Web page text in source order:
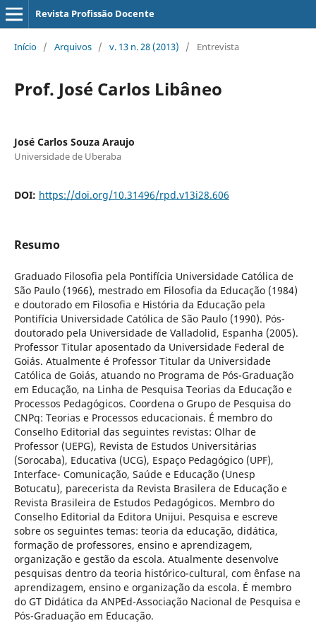
Revista Profissão Docente
Início / Arquivos / v. 13 n. 28 (2013) / Entrevista
Prof. José Carlos Libâneo
José Carlos Souza Araujo
Universidade de Uberaba
DOI: https://doi.org/10.31496/rpd.v13i28.606
Resumo
Graduado Filosofia pela Pontifícia Universidade Católica de
São Paulo (1966), mestrado em Filosofia da Educação (1984)
e doutorado em Filosofia e História da Educação pela
Pontifícia Universidade Católica de São Paulo (1990). Pós-
doutorado pela Universidade de Valladolid, Espanha (2005).
Professor Titular aposentado da Universidade Federal de
Goiás. Atualmente é Professor Titular da Universidade
Católica de Goiás, atuando no Programa de Pós-Graduação
em Educação, na Linha de Pesquisa Teorias da Educação e
Processos Pedagógicos. Coordena o Grupo de Pesquisa do
CNPq: Teorias e Processos educacionais. É membro do
Conselho Editorial das seguintes revistas: Olhar de
Professor (UEPG), Revista de Estudos Universitárias
(Sorocaba), Educativa (UCG), Espaço Pedagógico (UPF),
Interface- Comunicação, Saúde e Educação (Unesp
Botucatu), parecerista da Revista Brasilera de Educação e
Revista Brasileira de Estudos Pedagógicos. Membro do
Conselho Editorial da Editora Unijui. Pesquisa e escreve
sobre os seguintes temas: teoria da educação, didática,
formação de professores, ensino e aprendizagem,
organização e gestão da escola. Atualmente desenvolve
pesquisas dentro da teoria histórico-cultural, com ênfase na
aprendizagem, ensino e organização da escola. É membro
do GT Didática da ANPEd-Associação Nacional de Pesquisa e
Pós-Graduação em Educação.